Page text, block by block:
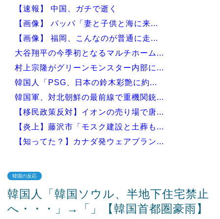
【速報】 中国、ガチで逝く
【画像】 パッパ「妻と子供と海に来...
【画像】 福岡、こんなのが普通に走...
大谷翔平の今季初となるマルチホーム...
村上宗隆がグリーンモンスター内部に...
韓国人「PSG、日本の鈴木彩艶に約...
韓国軍、対北朝鮮の最前線で重機関銃...
【移民政策反対】イオンの売り場で唐...
【炎上】藤沢市「モスク建設と土葬も...
【知ってた？】カナダ発ウェアブラン...
Powered by livedoor 相互RSS
韓国の反応
韓国人「韓国ソウル、半地下住宅禁止
へ・・・」→「」【韓国首都圏豪雨】